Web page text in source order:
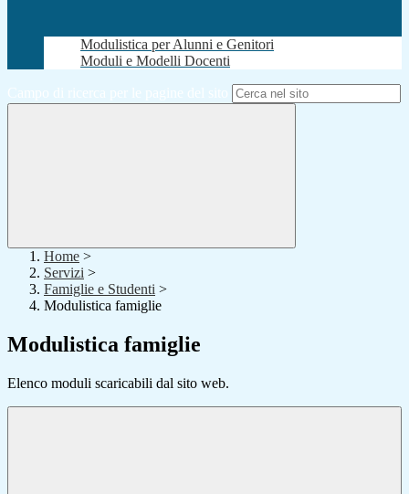
Modulistica per Alunni e Genitori
Moduli e Modelli Docenti
Campo di ricerca per le pagine del sito
Home >
Servizi >
Famiglie e Studenti >
Modulistica famiglie
Modulistica famiglie
Elenco moduli scaricabili dal sito web.